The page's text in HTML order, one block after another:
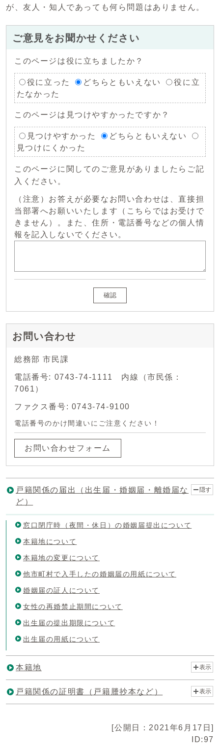
が、友人・知人であっても何ら問題はありません。
ご意見をお聞かせください
このページは役に立ちましたか？
役に立った どちらともいえない
役に立
たなかった
このページは見つけやすかったですか？
見つけやすかった
どちらともいえない
見つけにくかった
このページに関してのご意見がありましたらご記
入ください。
（注意）お答えが必要なお問い合わせは、直接担
当部署へお願いいたします（こちらではお受けで
きません）。また、住所・電話番号などの個人情
報を記入しないでください。
確認
お問い合わせ
総務部 市民課
電話番号: 0743-74-1111 内線（市民係：
7061）
ファクス番号: 0743-74-9100
電話番号のかけ間違いにご注意ください！
お問い合わせフォーム
戸籍関係の届出（出生届・婚姻届・離婚届な
ど）
隠す
窓口閉庁時（夜間・休日）の婚姻届提出について
本籍地について
本籍地の変更について
他市町村で入手したの婚姻届の用紙について
婚姻届の証人について
女性の再婚禁止期間について
出生届の提出期限について
出生届の用紙について
本籍地 表示
戸籍関係の証明書（戸籍謄抄本など） 表示
[公開日：2021年6月17日]
ID:97